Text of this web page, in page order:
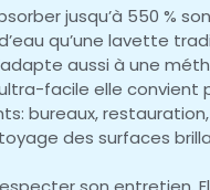
jusqu’à 550 %
qu’une lavette
aussi à une
facile elle
bureaux,
des surfaces